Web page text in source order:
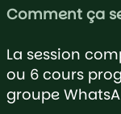
Comment ça
La session
ou 6 cours
groupe